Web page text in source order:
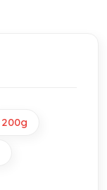
200g